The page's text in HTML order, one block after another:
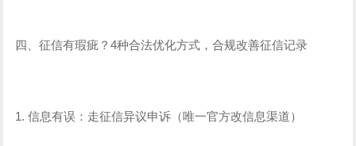
四、征信有瑕疵？4种合法优化方式，合规改善征信记录
1. 信息有误：走征信异议申诉（唯一官方改信息渠道）